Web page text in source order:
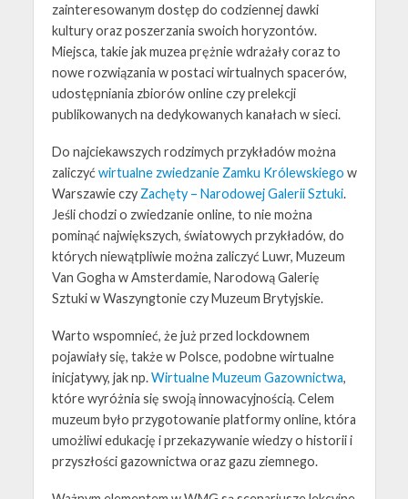
zainteresowanym dostęp do codziennej dawki
kultury oraz poszerzania swoich horyzontów.
Miejsca, takie jak muzea prężnie wdrażały coraz to
nowe rozwiązania w postaci wirtualnych spacerów,
udostępniania zbiorów online czy prelekcji
publikowanych na dedykowanych kanałach w sieci.
Do najciekawszych rodzimych przykładów można
zaliczyć wirtualne zwiedzanie Zamku Królewskiego w
Warszawie czy Zachęty – Narodowej Galerii Sztuki.
Jeśli chodzi o zwiedzanie online, to nie można
pominąć największych, światowych przykładów, do
których niewątpliwie można zaliczyć Luwr, Muzeum
Van Gogha w Amsterdamie, Narodową Galerię
Sztuki w Waszyngtonie czy Muzeum Brytyjskie.
Warto wspomnieć, że już przed lockdownem
pojawiały się, także w Polsce, podobne wirtualne
inicjatywy, jak np.Wirtualne Muzeum Gazownictwa,
które wyróżnia się swoją innowacyjnością. Celem
muzeum było przygotowanie platformy online, która
umożliwi edukację i przekazywanie wiedzy o historii i
przyszłości gazownictwa oraz gazu ziemnego.